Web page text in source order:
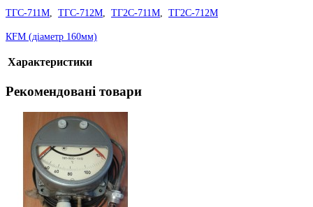
ТГС-711М ТГС-712М ТГ2С-711М ТГ2С-712М
КFM (діаметр 160мм)
Характеристики
Рекомендовані товари